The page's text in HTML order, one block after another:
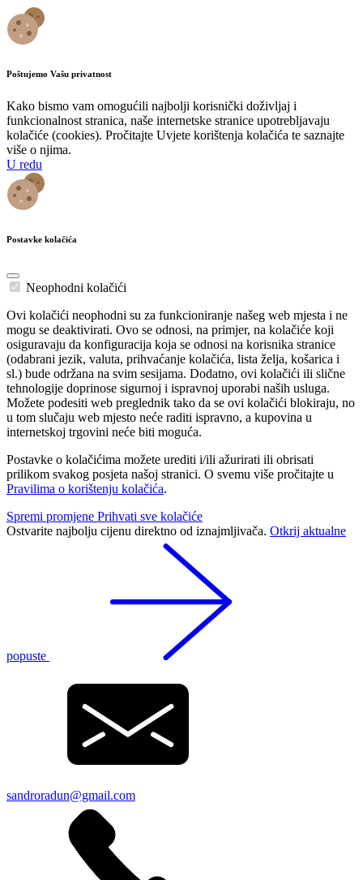
Poštujemo Vašu privatnost
Kako bismo vam omogućili najbolji korisnički doživljaj i
funkcionalnost stranica, naše internetske stranice upotrebljavaju
kolačiće (cookies). Pročitajte Uvjete korištenja kolačića te saznajte
više o njima.
U redu
Postavke kolačića
Neophodni kolačići
Ovi kolačići neophodni su za funkcioniranje našeg web mjesta i ne
mogu se deaktivirati. Ovo se odnosi, na primjer, na kolačiće koji
osiguravaju da konfiguracija koja se odnosi na korisnika stranice
(odabrani jezik, valuta, prihvaćanje kolačića, lista želja, košarica i
sl.) bude održana na svim sesijama. Dodatno, ovi kolačići ili slične
tehnologije doprinose sigurnoj i ispravnoj uporabi naših usluga.
Možete podesiti web preglednik tako da se ovi kolačići blokiraju, no
u tom slučaju web mjesto neće raditi ispravno, a kupovina u
internetskoj trgovini neće biti moguća.
Postavke o kolačićima možete urediti i/ili ažurirati ili obrisati
prilikom svakog posjeta našoj stranici. O svemu više pročitajte u
Pravilima o korištenju kolačića.
Spremi promjene Prihvati sve kolačiće
Ostvarite najbolju cijenu direktno od iznajmljivača. Otkrij aktualne
popuste
sandroradun@gmail.com